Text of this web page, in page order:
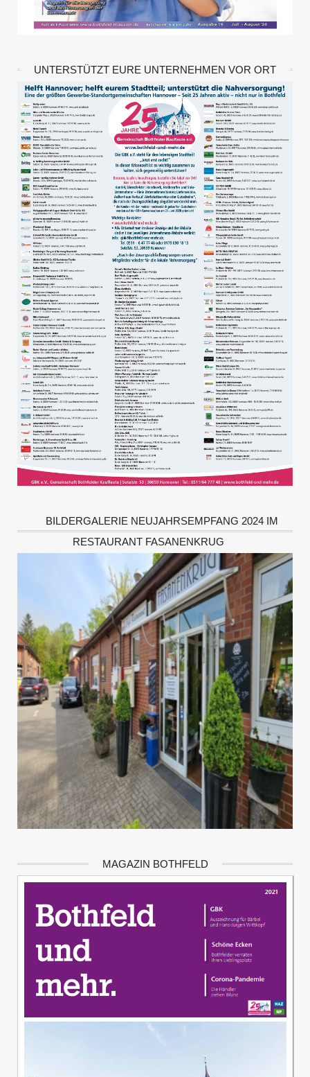
UNTERSTÜTZT EURE UNTERNEHMEN VOR ORT
BILDERGALERIE NEUJAHRSEMPFANG 2024 IM
RESTAURANT FASANENKRUG
MAGAZIN BOTHFELD